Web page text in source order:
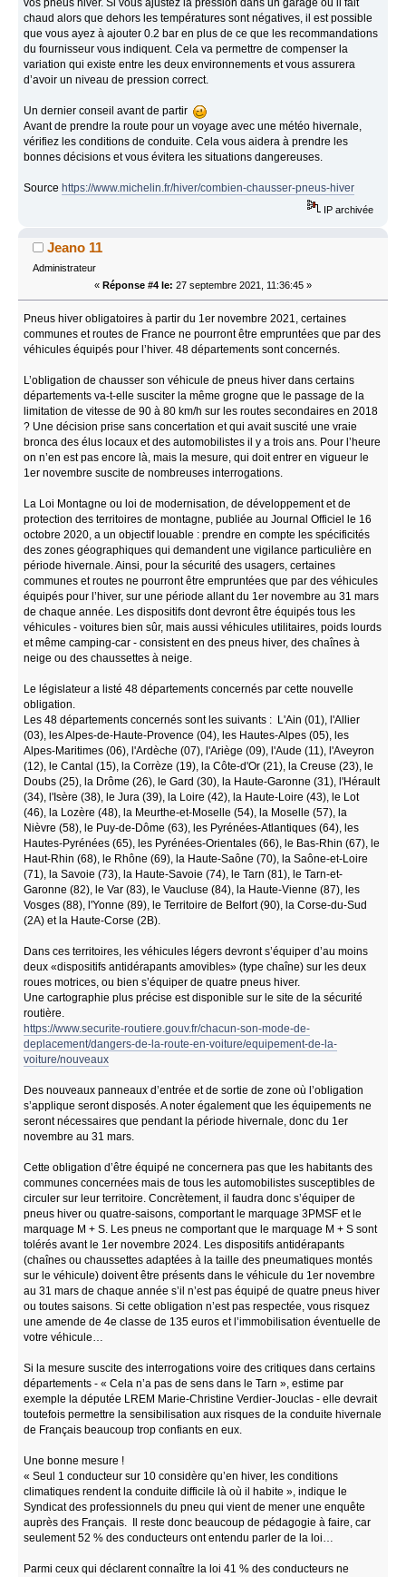
vos pneus hiver. Si vous ajustez la pression dans un garage où il fait
chaud alors que dehors les températures sont négatives, il est possible
que vous ayez à ajouter 0.2 bar en plus de ce que les recommandations
du fournisseur vous indiquent. Cela va permettre de compenser la
variation qui existe entre les deux environnements et vous assurera
d’avoir un niveau de pression correct.
Un dernier conseil avant de partir
Avant de prendre la route pour un voyage avec une météo hivernale,
vérifiez les conditions de conduite. Cela vous aidera à prendre les
bonnes décisions et vous évitera les situations dangereuses.
Sourcehttps://www.michelin.fr/hiver/combien-chausser-pneus-hiver
IP archivée
Jeano 11
Administrateur
« Réponse #4 le: 27 septembre 2021, 11:36:45 »
Pneus hiver obligatoires à partir du 1er novembre 2021, certaines
communes et routes de France ne pourront être empruntées que par des
véhicules équipés pour l’hiver. 48 départements sont concernés.
L’obligation de chausser son véhicule de pneus hiver dans certains
départements va-t-elle susciter la même grogne que le passage de la
limitation de vitesse de 90 à 80 km/h sur les routes secondaires en 2018
? Une décision prise sans concertation et qui avait suscité une vraie
bronca des élus locaux et des automobilistes il y a trois ans. Pour l’heure
on n’en est pas encore là, mais la mesure, qui doit entrer en vigueur le
1er novembre suscite de nombreuses interrogations.
La Loi Montagne ou loi de modernisation, de développement et de
protection des territoires de montagne, publiée au Journal Officiel le 16
octobre 2020, a un objectif louable : prendre en compte les spécificités
des zones géographiques qui demandent une vigilance particulière en
période hivernale. Ainsi, pour la sécurité des usagers, certaines
communes et routes ne pourront être empruntées que par des véhicules
équipés pour l’hiver, sur une période allant du 1er novembre au 31 mars
de chaque année. Les dispositifs dont devront être équipés tous les
véhicules - voitures bien sûr, mais aussi véhicules utilitaires, poids lourds
et même camping-car - consistent en des pneus hiver, des chaînes à
neige ou des chaussettes à neige.
Le législateur a listé 48 départements concernés par cette nouvelle
obligation.
Les 48 départements concernés sont les suivants : L'Ain (01), l'Allier
(03), les Alpes-de-Haute-Provence (04), les Hautes-Alpes (05), les
Alpes-Maritimes (06), l'Ardèche (07), l'Ariège (09), l'Aude (11), l'Aveyron
(12), le Cantal (15), la Corrèze (19), la Côte-d'Or (21), la Creuse (23), le
Doubs (25), la Drôme (26), le Gard (30), la Haute-Garonne (31), l'Hérault
(34), l'Isère (38), le Jura (39), la Loire (42), la Haute-Loire (43), le Lot
(46), la Lozère (48), la Meurthe-et-Moselle (54), la Moselle (57), la
Nièvre (58), le Puy-de-Dôme (63), les Pyrénées-Atlantiques (64), les
Hautes-Pyrénées (65), les Pyrénées-Orientales (66), le Bas-Rhin (67), le
Haut-Rhin (68), le Rhône (69), la Haute-Saône (70), la Saône-et-Loire
(71), la Savoie (73), la Haute-Savoie (74), le Tarn (81), le Tarn-et-
Garonne (82), le Var (83), le Vaucluse (84), la Haute-Vienne (87), les
Vosges (88), l'Yonne (89), le Territoire de Belfort (90), la Corse-du-Sud
(2A) et la Haute-Corse (2B).
Dans ces territoires, les véhicules légers devront s’équiper d’au moins
deux «dispositifs antidérapants amovibles» (type chaîne) sur les deux
roues motrices, ou bien s’équiper de quatre pneus hiver.
Une cartographie plus précise est disponible sur le site de la sécurité
routière.
https://www.securite-routiere.gouv.fr/chacun-son-mode-de-
deplacement/dangers-de-la-route-en-voiture/equipement-de-la-
voiture/nouveaux
Des nouveaux panneaux d’entrée et de sortie de zone où l’obligation
s’applique seront disposés. A noter également que les équipements ne
seront nécessaires que pendant la période hivernale, donc du 1er
novembre au 31 mars.
Cette obligation d’être équipé ne concernera pas que les habitants des
communes concernées mais de tous les automobilistes susceptibles de
circuler sur leur territoire. Concrètement, il faudra donc s’équiper de
pneus hiver ou quatre-saisons, comportant le marquage 3PMSF et le
marquage M + S. Les pneus ne comportant que le marquage M + S sont
tolérés avant le 1er novembre 2024. Les dispositifs antidérapants
(chaînes ou chaussettes adaptées à la taille des pneumatiques montés
sur le véhicule) doivent être présents dans le véhicule du 1er novembre
au 31 mars de chaque année s’il n’est pas équipé de quatre pneus hiver
ou toutes saisons. Si cette obligation n’est pas respectée, vous risquez
une amende de 4e classe de 135 euros et l’immobilisation éventuelle de
votre véhicule…
Si la mesure suscite des interrogations voire des critiques dans certains
départements - « Cela n’a pas de sens dans le Tarn », estime par
exemple la députée LREM Marie-Christine Verdier-Jouclas - elle devrait
toutefois permettre la sensibilisation aux risques de la conduite hivernale
de Français beaucoup trop confiants en eux.
Une bonne mesure !
« Seul 1 conducteur sur 10 considère qu’en hiver, les conditions
climatiques rendent la conduite difficile là où il habite », indique le
Syndicat des professionnels du pneu qui vient de mener une enquête
auprès des Français. Il reste donc beaucoup de pédagogie à faire, car
seulement 52 % des conducteurs ont entendu parler de la loi…
Parmi ceux qui déclarent connaître la loi 41 % des conducteurs ne